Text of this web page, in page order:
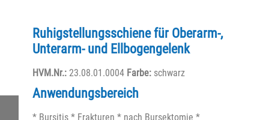
Ruhigstellungsschiene für Oberarm-,
Unterarm- und Ellbogengelenk
HVM.Nr.:23.08.01.0004 Farbe:schwarz
Anwendungsbereich
* Bursitis * Frakturen * nach Bursektomie *